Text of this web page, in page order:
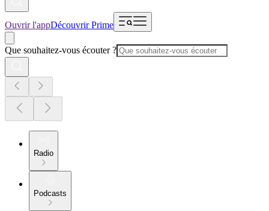
Ouvrir l'appDécouvrir Prime
Que souhaitez-vous écouter ?
Radio
Podcasts